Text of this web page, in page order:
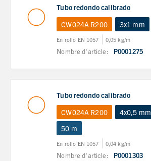
Tubo redondo calibrado
CW024A R200
3x1 mm
En rollo EN 1057 0,05 kg/m
Nombre d'article: P0001275
Tubo redondo calibrado
CW024A R200
4x0,5 mm
50 m
En rollo EN 1057 0,04 kg/m
Nombre d'article: P0001303